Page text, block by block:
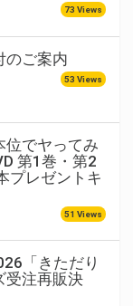
73 Views
のご案内
53 Views
位でヤってみ
第1巻・第2
プレゼントキ
51 Views
「きただり
受注再販決